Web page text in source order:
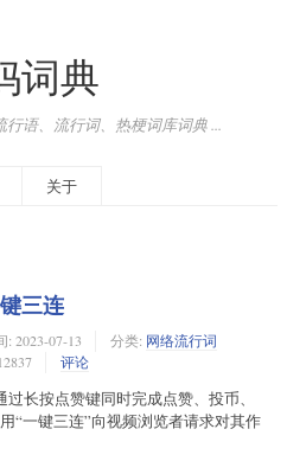
词典
语、流行词、热梗词库词典 ...
关于
三连
: 2023-07-13 分类: 网络流行词
评论
长按点赞键同时完成点赞、投币、
“一键三连”向视频浏览者请求对其作